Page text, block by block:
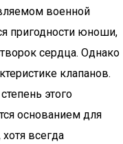
военной
пригодности юноши,
сердца. Однако
клапанов.
этого
основанием для
всегда